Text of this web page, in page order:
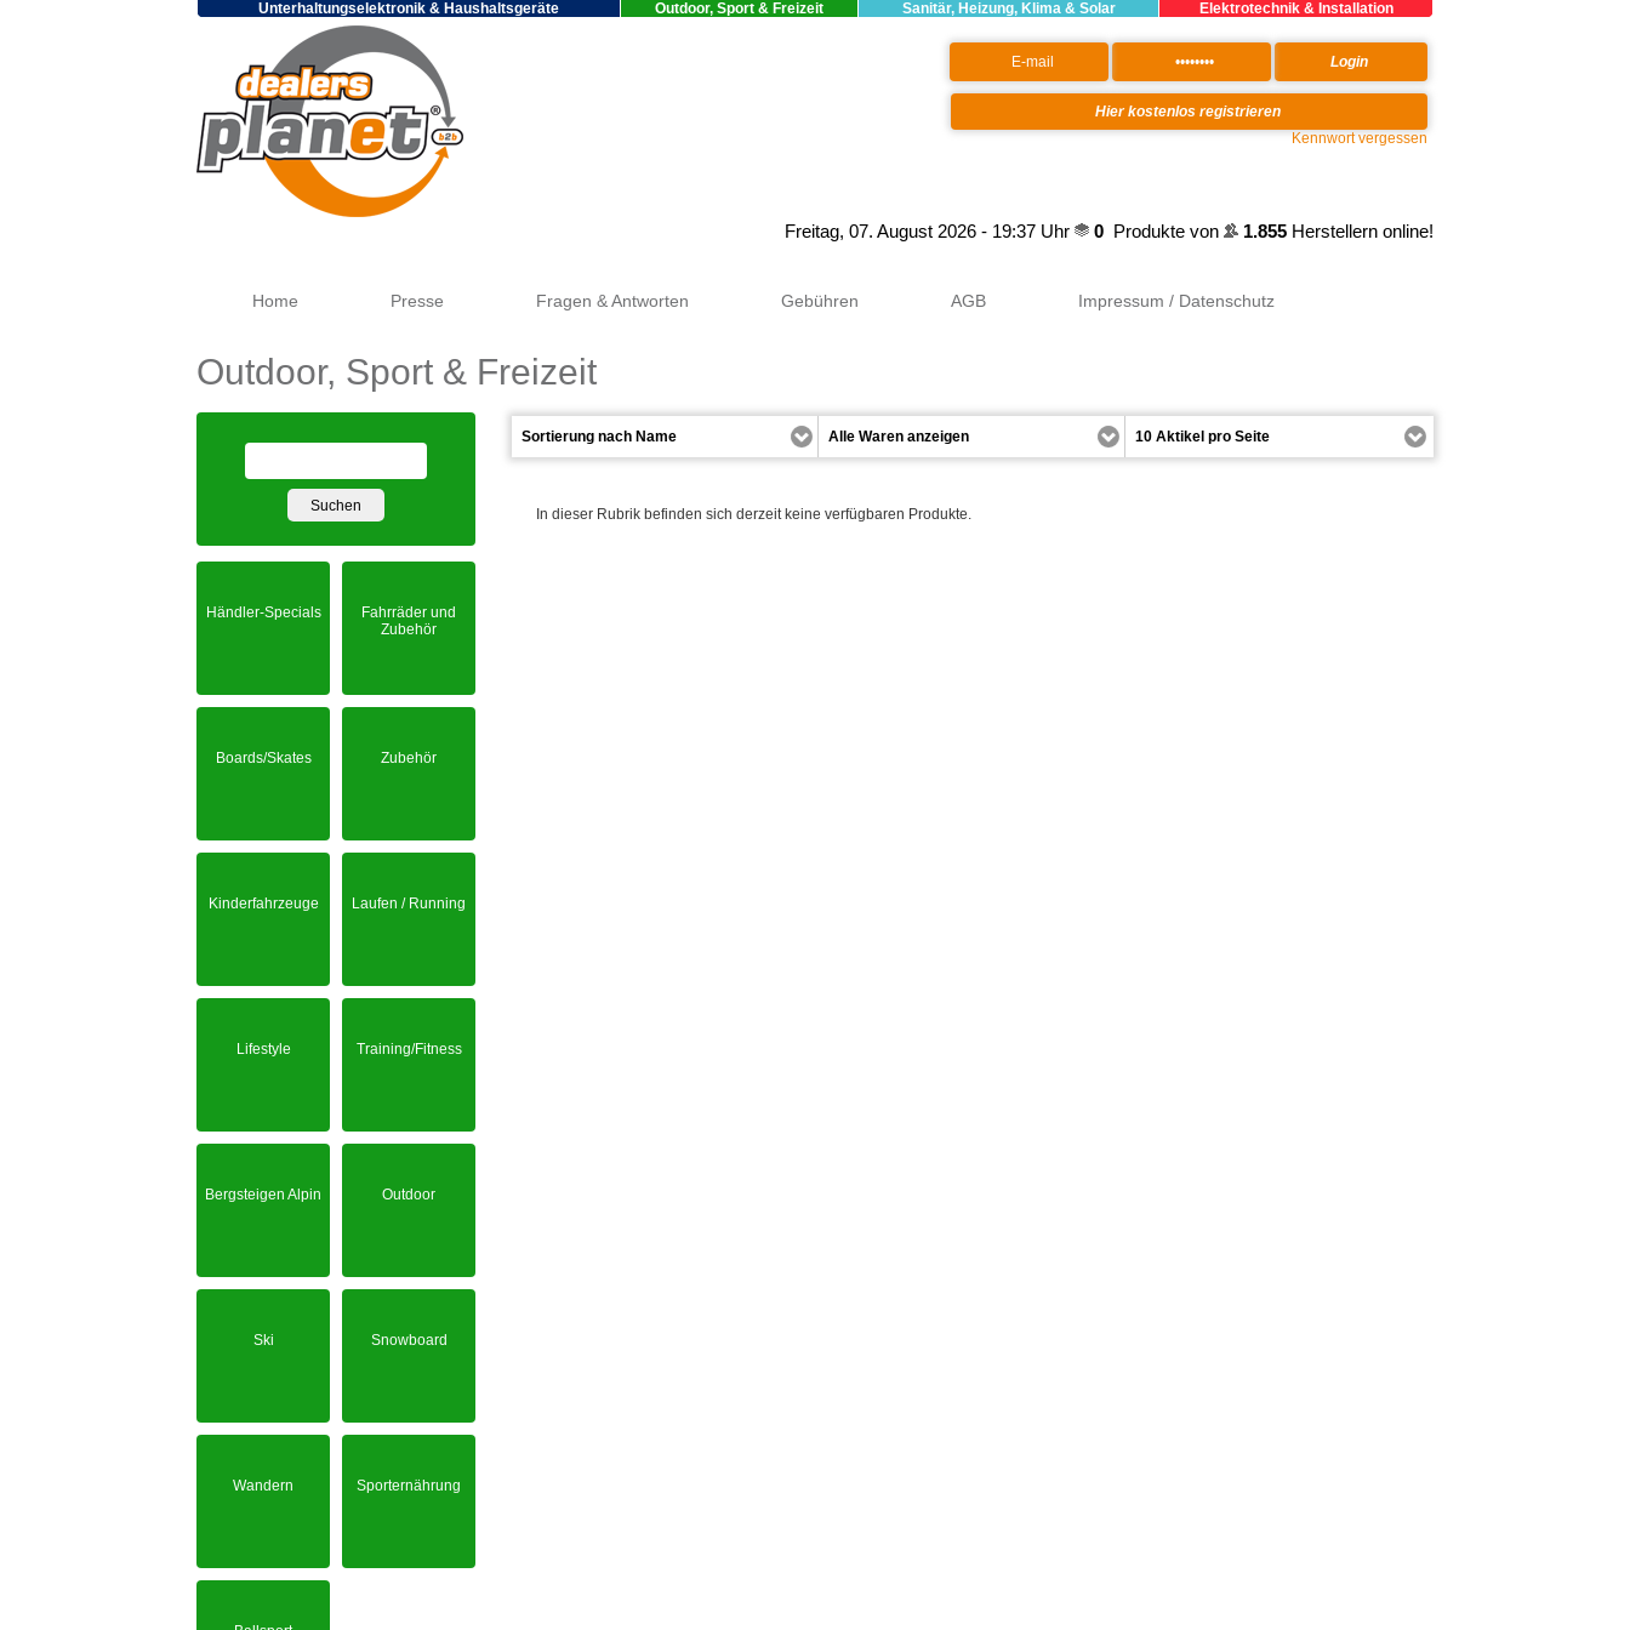
Unterhaltungselektronik & Haushaltsgeräte Outdoor, Sport & Freizeit Sanitär, Heizung, Klima & Solar Elektrotechnik & Installation
Kennwort vergessen
Freitag, 07. August 2026 - 19:37 Uhr 0 Produkte von 1.855 Herstellern online!
Home Presse Fragen & Antworten Gebühren AGB Impressum / Datenschutz
Outdoor, Sport & Freizeit
In dieser Rubrik befinden sich derzeit keine verfügbaren Produkte.
Händler-Specials
Fahrräder und
Zubehör
Boards/Skates Zubehör
Kinderfahrzeuge Laufen / Running
Lifestyle Training/Fitness
Bergsteigen Alpin Outdoor
Ski Snowboard
Wandern Sporternährung